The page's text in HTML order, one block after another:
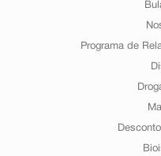
Programa de